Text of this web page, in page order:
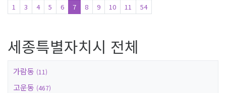
1 3 4 5 6 7 8 9 10 11 54
세종특별자치시 전체
가람동 (11)
고운동 (467)